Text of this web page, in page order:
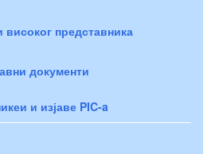
високог представника
документи
и изјаве PIC-a